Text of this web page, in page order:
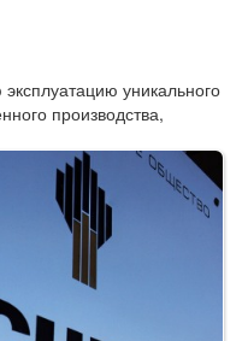
уникального
производства,